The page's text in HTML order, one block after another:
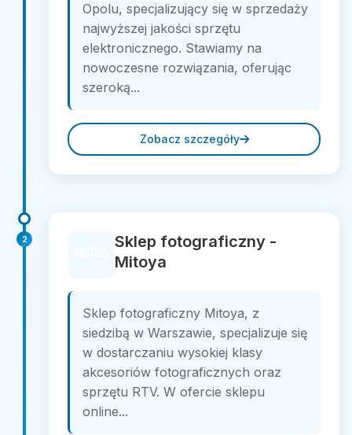
Opolu, specjalizujący się w sprzedaży
najwyższej jakości sprzętu
elektronicznego. Stawiamy na
nowoczesne rozwiązania, oferując
szeroką...
Zobacz szczegóły
2
Sklep fotograficzny -
Mitoya
Sklep fotograficzny Mitoya, z
siedzibą w Warszawie, specjalizuje się
w dostarczaniu wysokiej klasy
akcesoriów fotograficznych oraz
sprzętu RTV. W ofercie sklepu
online...